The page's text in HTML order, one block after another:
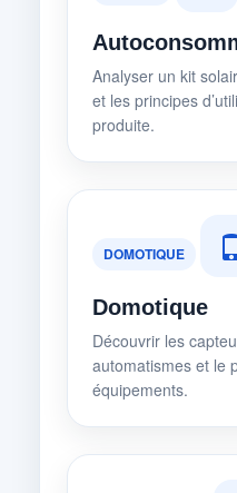
Analyser un kit
et les principes
produite.
DOMOTIQUE
Domotique
Découvrir les
automatismes et le
équipements.